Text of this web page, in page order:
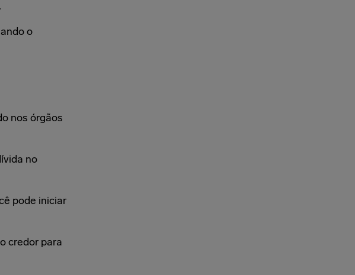
o
nos órgãos
no
pode iniciar
credor para